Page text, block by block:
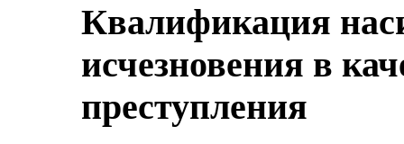
Квалификация
исчезновения в
преступления